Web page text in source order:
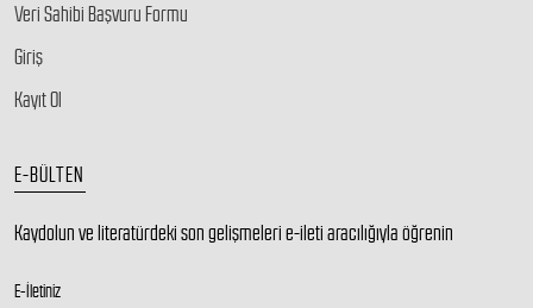
Veri Sahibi Başvuru Formu
Giriş
Kayıt Ol
E-BÜLTEN
Kaydolun ve literatürdeki son gelişmeleri e-ileti aracılığıyla öğrenin